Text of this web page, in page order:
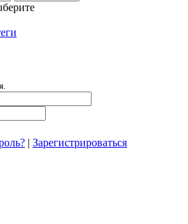
| Зарегистрироваться